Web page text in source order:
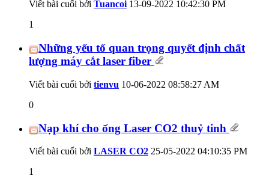
Viết bài cuối bởi Tuancoi13-09-2022 10:42:30 PM
1
Những yếu tố quan trọng quyết định chất
lượng máy cắt laser fiber
Viết bài cuối bởi tienvu 10-06-2022 08:58:27 AM
0
Nạp khí cho ống Laser CO2 thuỷ tinh
Viết bài cuối bởi LASER CO2 25-05-2022 04:10:35 PM
1